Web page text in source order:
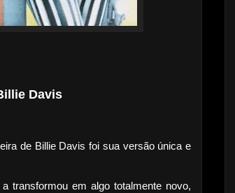
Davis
de Billie Davis foi sua versão única e
transformou em algo totalmente novo,